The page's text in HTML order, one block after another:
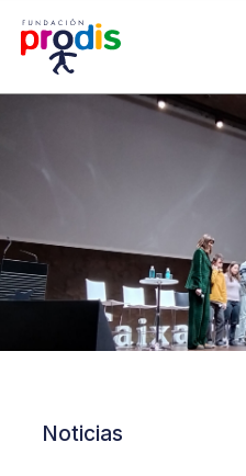
Noticias